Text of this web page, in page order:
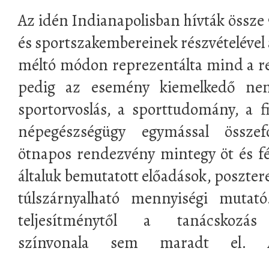
Az idén Indianapolisban hívták össze
és sportszakembereinek
méltó módon reprezentálta mind a
pedig az esemény kiemelkedő
sportorvoslás, a sporttudomány, a
népegészségügy egymással
ötnapos rendezvény mintegy öt és
általuk bemutatott előadások,
túlszárnyalható mennyiségi
teljesítménytől a tanácskozás
színvonala sem maradt el.